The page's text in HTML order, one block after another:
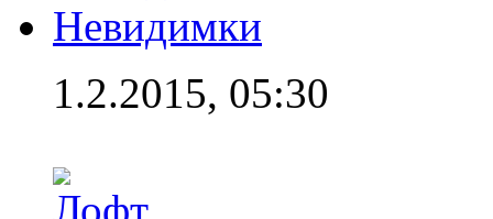
Невидимки
1.2.2015, 05:30